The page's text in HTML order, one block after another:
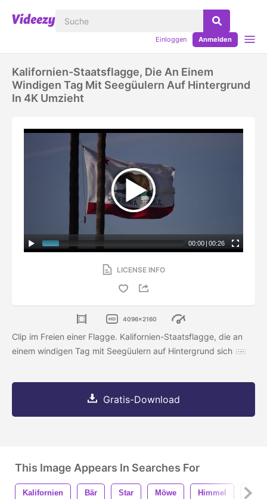
Einloggen Anmelden
Kalifornien-Staatsflagge, Die An Einem
Windigen Tag Mit Seegüulern Auf Hintergrund
In 4K Umzieht
00:00 | 00:26
LICENSE INFO
4096x2160
Clip im Freien einer Flagge. Kalifornien-Staatsflagge, die an
einem windigen Tag mit Seegüulern auf Hintergrund sich
Gratis-Download
This Image Appears In Searches For
Kalifornien Bär Star Möwe Himmel Gras